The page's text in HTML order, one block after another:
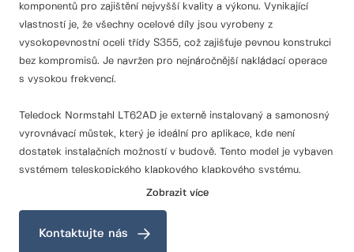
komponentů pro zajištění nejvyšší kvality a výkonu. Vynikající
vlastností je, že všechny ocelové díly jsou vyrobeny z
vysokopevnostní oceli třídy S355, což zajišťuje pevnou konstrukci
bez kompromisů. Je navržen pro nejnáročnější nakládací operace
s vysokou frekvencí.
Teledock Normstahl LT62AD je externě instalovaný a samonosný
vyrovnávací můstek, který je ideální pro aplikace, kde není
dostatek instalačních možností v budově. Tento model je vybaven
systémem teleskopického klapkového klapkového systému.
Zobrazit více
Kontaktujte nás